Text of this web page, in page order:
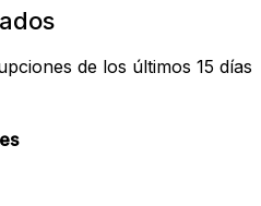
de los últimos 15 días